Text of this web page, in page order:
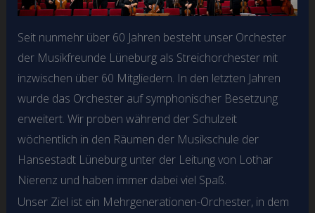
Seit nunmehr über 60 Jahren besteht unser Orchester
der Musikfreunde Lüneburg als Streichorchester mit
inzwischen über 60 Mitgliedern. In den letzten Jahren
wurde das Orchester auf symphonischer Besetzung
erweitert. Wir proben während der Schulzeit
wöchentlich in den Räumen der Musikschule der
Hansestadt Lüneburg unter der Leitung von Lothar
Nierenz und haben immer dabei viel Spaß.
Unser Ziel ist ein Mehrgenerationen-Orchester, in dem